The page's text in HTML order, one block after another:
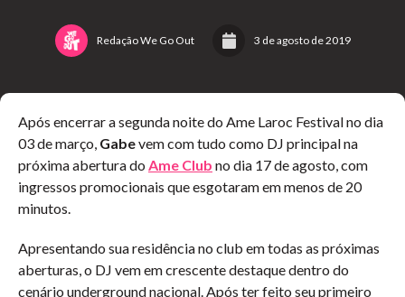
Redação We Go Out 3 de agosto de 2019
Após encerrar a segunda noite do Ame Laroc Festival no dia
03 de março, Gabevem com tudo como DJ principal na
próxima abertura do Ame Club no dia 17 de agosto, com
ingressos promocionais que esgotaram em menos de 20
minutos.
Apresentando sua residência no club em todas as próximas
aberturas, o DJ vem em crescente destaque dentro do
cenário underground nacional. Após ter feito seu primeiro